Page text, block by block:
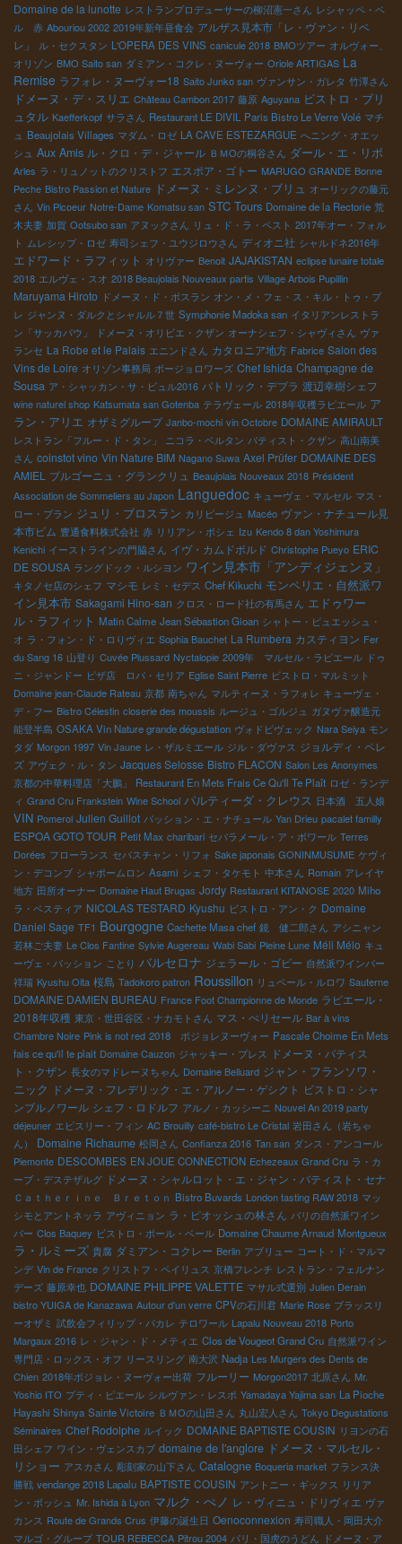
Domaine de la lunotte レストランプロデューサーの柳沼憲一さん レシャッペ・ベ
ル 赤 Abouriou 2002 2019年新年昼食会 アルザス見本市「レ・ヴァン・リベ
レ」
ル・セクスタン L'OPERA DES VINS canicule 2018 BMOツアー オルヴォー、
オリゾン BMO Saito san ダミアン・コクレ・ヌーヴォー Oriole ARTIGAS La
Remise ラフォレ・ヌーヴォー18 Saito Junko san ヴァンサン・ガレタ 竹澤さん
ドメーヌ・デ・スリエ Château Cambon 2017 藤原 Aguyana ビストロ・ブリ
ュタル Kaefferkopf サラさん Restaurant LE DIVIL Paris Bistro Le Verre Volé マチ
ュ Beaujolais Villages マダム・ロゼ LA CAVE ESTEZARGUE へニング・オエッ
シュ Aux Amis ル・クロ・デ・ジャール ＢＭОの桐谷さん ダール・エ・リボ
Arles ラ・リュノットのクリストフ エスポア・ゴトー MARUGO GRANDE Bonne
Peche Bistro Passion et Nature ドメーヌ・ミレンヌ・ブリュ オーリックの藤元
さん Vin Picoeur Notre-Dame Komatsu san STC Tours Domaine de la Rectorie 荒
木夫妻 加賀 Ootsubo san アヌックさん リュ・ド・ラ・ペスト 2017年オー・フォル
ト ムレシップ・ロゼ 寿司シェフ・ユウジロウさん ディオニ社 シャルドネ2016年
エドワード・ラフィット オリヴァー Benoit JAJAKISTAN eclipse lunaire totale
2018 エルヴェ・スオ 2018 Beaujolais Nouveaux partis Village Arbois Pupillin
Maruyama Hiroto ドメーヌ・ド・ボスラン オン・メ・フェ・ス・キル・トゥ・プ
レ ジャンヌ・ダルクとシャルル７世 Symphonie Madoka san イタリアンレストラ
ン「サッカパウ」
ドメーヌ・オリビエ・クザン オーナシェフ・シャヴィさん ヴァ
ランセ La Robe et le Palais エニンドさん カタロニア地方 Fabrice Salon des
Vins de Loire オリゾン事務局 ボージョロワーズ Chef Ishida Champagne de
Sousa ア・シャッカン・サ・ビュル2016 パトリック・デプラ 渡辺幸樹シェフ
wine naturel shop Katsumata san Gotenba テラヴェール 2018年収穫ラピエール ア
ラン・アリエ オザミグループ Janbo-mochi vin Octobre DOMAINE AMIRAULT
レストラン「フルー・ド・タン」
ニコラ・ベルタン バティスト・クザン 高山南美
さん coinstot vino Vin Nature BIM Nagano Suwa Axel Prüfer DOMAINE DES
AMIEL ブルゴーニュ・グランクリュ Beaujolais Nouveaux 2018 Président
Association de Sommeliers au Japon Languedoc キューヴェ・マルセル マス・
ロー・ブラン ジュリ・ブロスラン カリピージュ Macéo ヴァン・ナチュール見
本市ビム 豊通食料株式会社 赤 リリアン・ボシェ Izu Kendo 8 dan Yoshimura
Kenichi イーストラインの門脇さん イヴ・カムドボルド Christophe Pueyo ERIC
DE SOUSA ラングドック・ルシヨン ワイン見本市「アンディジェンヌ」
キタノセ店のシェフ マシモ レミ・セデス Chef Kikuchi モンペリエ・自然派ワ
イン見本市 Sakagami Hino-san クロス・ロード社の有馬さん エドゥワー
ル・ラフィット Matin Calme Jean Sébastion Gioan シャトー・ピュエッシュ・
オ ラ・フォン・ド・ロりヴィエ Sophia Bauchet La Rumbera カスティヨン Fer
du Sang 16 山登り Cuvée Plussard Nyctalopie 2009年 マルセル・ラピエール ドゥ
ニ・ジャンドー ピザ店 ロバ・セリア Eglise Saint Pierre ビストロ・マルミット
Domaine jean-Claude Rateau 京都 南ちゃん マルティーヌ・ラフォレ キューヴェ・
デ・フー Bistro Célestin closerie des moussis ルージュ・ゴルジュ ガヌヴァ醸造元
能登半島 OSAKA Vin Nature grande dégustation ヴォドピヴェック Nara Seiya モン
タダ Morgon 1997 Vin Jaune レ・ザルミエール ジル・ダヴァス ジョルディ・ペレ
ズ アヴェク・ル・タン Jacques Selosse Bistro FLACON Salon Les Anonymes
京都の中華料理店「大鵬」
Restaurant En Mets Frais Ce Qu'Il Te Plaît ロゼ・ランデ
ィ Grand Cru Frankstein Wine School パルティーダ・クレウス 日本酒 五人娘
VIN Pomerol Julien Guillot パッション・エ・ナチュール Yan Drieu pacalet familly
ESPOA GOTO TOUR Petit Max charibari セパラメール・ア・ボワール Terres
Dorées フローランス セバスチャン・リフォ Sake japonais GONINMUSUME ケヴィ
ン・デコンブ シャポームロン Asami シェフ・タケモト 中本さん Romain アレイヤ
地方 田所オーナー Domaine Haut Brugas Jordy Restaurant KITANOSE 2020 Miho
ラ・ベスティア NICOLAS TESTARD Kyushu ビストロ・アン・ク Domaine
Daniel Sage TF1 Bourgogne Cachette Masa chef 鏡 健二郎さん アシニャン
若林ご夫妻 Le Clos Fantine Sylvie Augereau Wabi Sabi Pleine Lune Méli Mélo キュ
ーヴェ・パッション ことり バルセロナ ジェラール・ゴビー 自然派ワインバー
祥瑞 Kyushu Oita 桜島 Tadokoro patron Roussillon リュペール・ルロワ Sauterne
DOMAINE DAMIEN BUREAU France Foot Championne de Monde ラピエール・
2018年収穫 東京・世田谷区・ナカモトさん マス・ぺリセール Bar à vins
Chambre Noire Pink is not red 2018 ボジョレヌーヴォー Pascale Choime En Mets
fais ce qu'il te plait Domaine Cauzon ジャッキー・プレス ドメーヌ・バティス
ト・クザン 長女のマドレーヌちゃん Domaine Belluard ジャン・フランソワ・
ニック ドメーヌ・フレデリック・エ・アルノー・ゲシクト ビストロ・シャ
ンブルノワール シェフ・ロドルフ アルノ・カッシーニ Nouvel An 2019 party
déjeuner エピスリー・フィン AC Brouilly café-bistro Le Cristal 岩田さん（岩ちゃ
ん）
Domaine Richaume 松岡さん Confianza 2016 Tan san ダンス・アンコール
Piemonte DESCOMBES EN JOUE CONNECTION Echezeaux Grand Cru ラ・カ
ーブ・デステザルグ ドメーヌ・シャルロット・エ・ジャン・バティスト・セナ
Ｃａｔｈｅｒｉｎｅ Ｂｒｅｔｏｎ Bistro Buvards London tasting RAW 2018 マッ
シモとアントネッラ アヴィニョン ラ・ピオッシュの林さん パリの自然派ワイン
バー Clos Baquey ビストロ・ポール・ベール Domaine Chaume Arnaud Montgueux
ラ・ルミーズ 貴腐 ダミアン・コクレー Berlin アブリュー コート・ド・マルマ
ンデ Vin de France クリストフ・ペイリュス 京橋フレンチ レストラン・フェルナン
デーズ 藤原幸也 DOMAINE PHILIPPE VALETTE マサル式選別 Julien Derain
bistro YUIGA de Kanazawa Autour d'un verre CPVの石川君 Marie Rose ブラッスリ
ーオザミ 試飲会フィリップ・パカレ テロワール Lapalu Nouveau 2018 Porto
Margaux 2016 レ・ジャン・ド・メティエ Clos de Vougeot Grand Cru 自然派ワイン
専門店・ロックス・オフ リースリング 南大沢 Nadja Les Murgers des Dents de
Chien 2018年ボジョレ・ヌーヴォー出荷 フルーリー Morgon2017 北原さん Mr.
Yoshio ITO プティ・ピエール シルヴァン・レスポ Yamadaya Yajima san La Pioche
Hayashi Shinya Sainte Victoire ＢＭОの山田さん 丸山宏人さん Tokyo Degustations
Séminaires Chef Rodolphe ルイック DOMAINE BAPTISTE COUSIN リヨンの石
田シェフ ワイン・ヴェンスカブ domaine de l'anglore ドメーヌ・マルセル・
リショー アスカさん 彫刻家の山下さん Catalogne Boqueria market フランス決
勝戦 vendange 2018 Lapalu BAPTISTE COUSIN アントニー・ギックス リリア
ン・ボッシュ Mr. Ishida à Lyon マルク・ぺノ レ・ヴィニュ・ドリヴィエ ヴァ
カンス Route de Grands Crus 伊藤の誕生日 Oenoconnexion 寿司職人・岡田大介
マルゴ・グループ TOUR REBECCA Pitrou 2004 パリ・国虎のうどん ドメーヌ・ア